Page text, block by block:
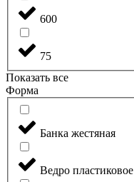
600
75
Показать все
Форма
Банка жестяная
Ведро пластиковое